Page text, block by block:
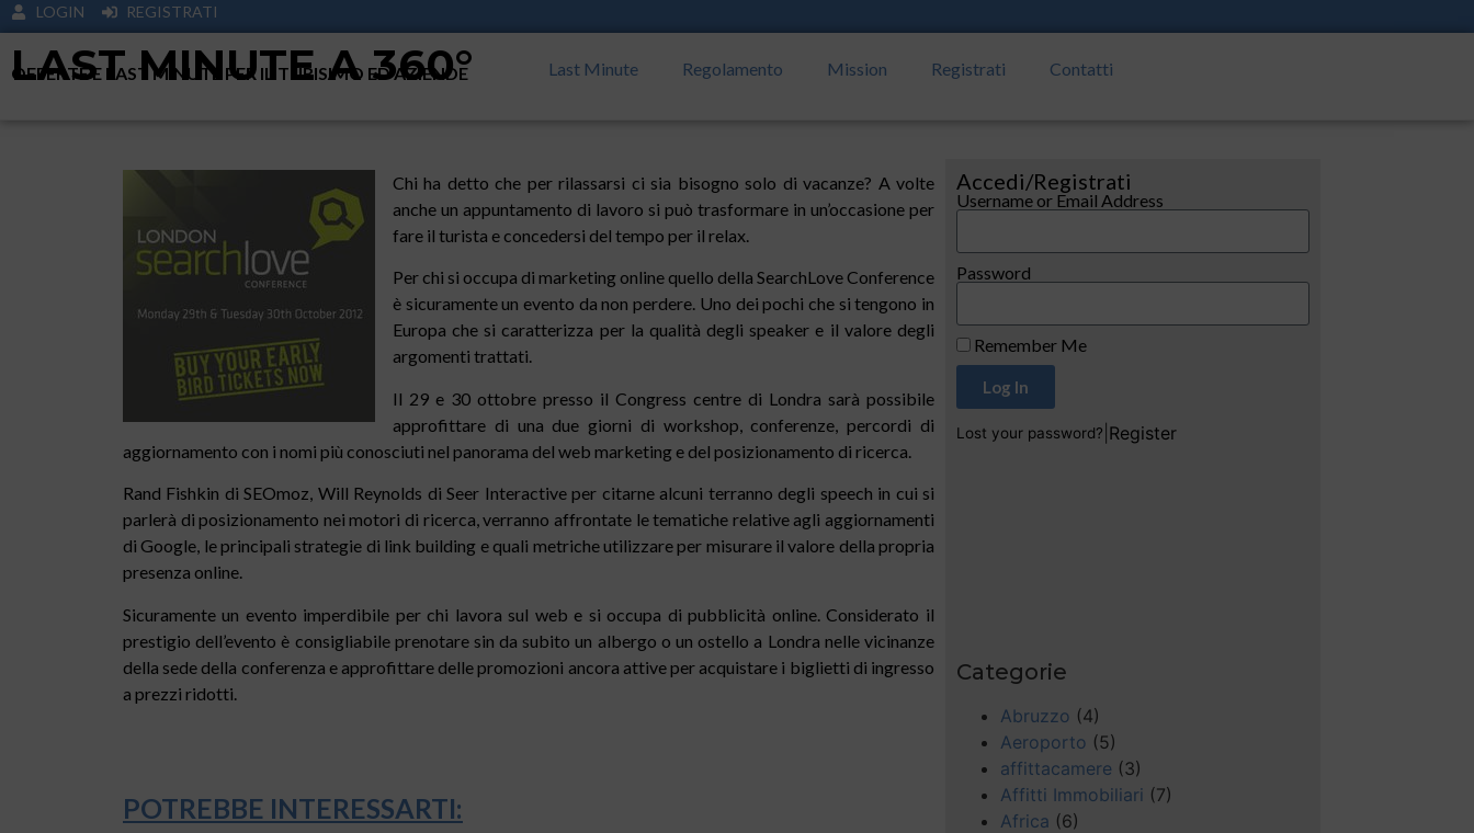
LOGIN REGISTRATI
LAST MINUTE A 360°
OFFERTE E LAST MINUTE PER IL TURISIMO ED AZIENDE Last Minute Regolamento Mission Registrati Contatti
Chi ha detto che per rilassarsi ci sia bisogno solo di vacanze? A volte
anche un appuntamento di lavoro si può trasformare in un’occasione per
fare il turista e concedersi del tempo per il relax.
Per chi si occupa di marketing online quello della SearchLove Conference
è sicuramente un evento da non perdere. Uno dei pochi che si tengono in
Europa che si caratterizza per la qualità degli speaker e il valore degli
argomenti trattati.
Il 29 e 30 ottobre presso il Congress centre di Londra sarà possibile
approfittare di una due giorni di workshop, conferenze, percordi di
aggiornamento con i nomi più conosciuti nel panorama del web marketing e del posizionamento di ricerca.
Rand Fishkin di SEOmoz, Will Reynolds di Seer Interactive per citarne alcuni terranno degli speech in cui si
parlerà di posizionamento nei motori di ricerca, verranno affrontate le tematiche relative agli aggiornamenti
di Google, le principali strategie di link building e quali metriche utilizzare per misurare il valore della propria
presenza online.
Sicuramente un evento imperdibile per chi lavora sul web e si occupa di pubblicità online. Considerato il
prestigio dell’evento è consigliabile prenotare sin da subito un albergo o un ostello a Londra nelle vicinanze
della sede della conferenza e approfittare delle promozioni ancora attive per acquistare i biglietti di ingresso
a prezzi ridotti.
POTREBBE INTERESSARTI:
Accedi/Registrati
Username or Email Address
Password
Remember Me
Log In
Lost your password? Register
Categorie
Abruzzo (4)
Aeroporto (5)
affittacamere (3)
Affitti Immobiliari (7)
Africa (6)